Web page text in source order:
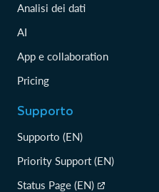
Analisi dei dati
AI
App e collaboration
Pricing
Supporto
Supporto (EN)
Priority Support (EN)
Status Page (EN)